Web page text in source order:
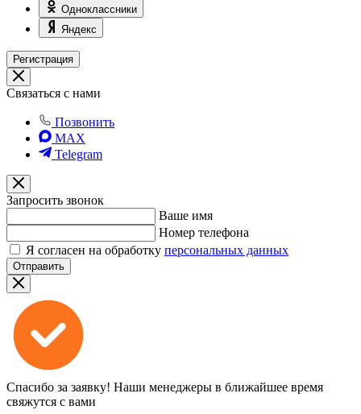
Одноклассники
Яндекс
Регистрация
Связаться с нами
Позвонить
MAX
Telegram
Запросить звонок
Ваше имя
Номер телефона
Я согласен на обработку персональных данных
Отправить
Спасибо за заявку! Наши менеджеры в ближайшее время
свяжутся с вами